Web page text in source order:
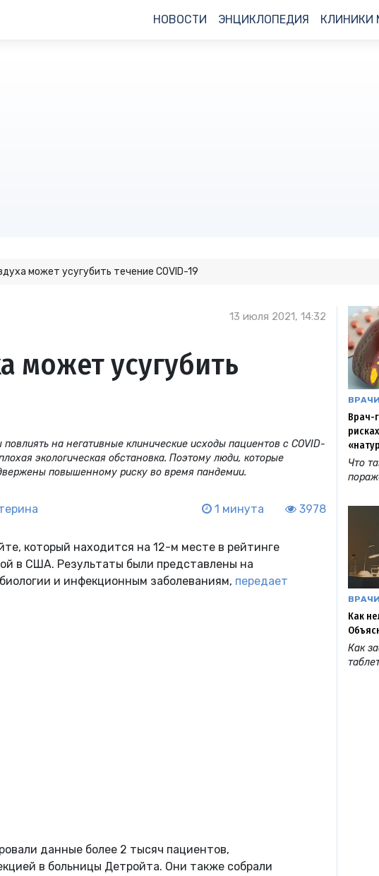
НОВОСТИ ЭНЦИКЛОПЕДИЯ КЛИНИКИ
может усугубить течение COVID-19
13 июля 2021, 14:32
может усугубить
на негативные клинические исходы пациентов с COVID-
экологическая обстановка. Поэтому люди, которые
повышенному риску во время пандемии.
1 минута 3978
который находится на 12-м месте в рейтинге
в США. Результаты были представлены на
и инфекционным заболеваниям, передает
данные более 2 тысяч пациентов,
в больницы Детройта. Они также собрали
Врач-
Что
Как
Как